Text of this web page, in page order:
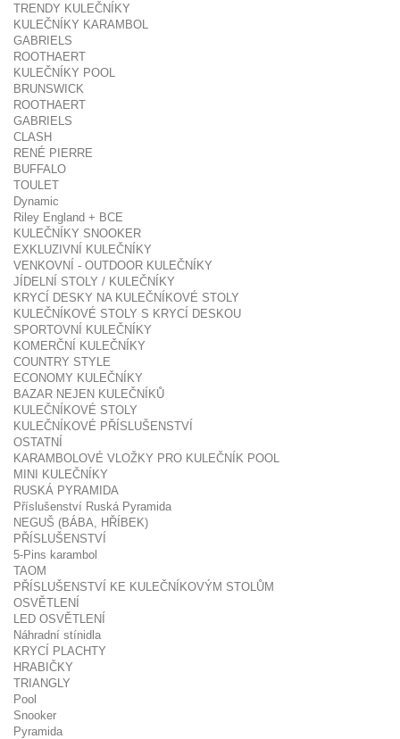
TRENDY KULEČNÍKY
KULEČNÍKY KARAMBOL
GABRIELS
ROOTHAERT
KULEČNÍKY POOL
BRUNSWICK
ROOTHAERT
GABRIELS
CLASH
RENÉ PIERRE
BUFFALO
TOULET
Dynamic
Riley England + BCE
KULEČNÍKY SNOOKER
EXKLUZIVNÍ KULEČNÍKY
VENKOVNÍ - OUTDOOR KULEČNÍKY
JÍDELNÍ STOLY / KULEČNÍKY
KRYCÍ DESKY NA KULEČNÍKOVÉ STOLY
KULEČNÍKOVÉ STOLY S KRYCÍ DESKOU
SPORTOVNÍ KULEČNÍKY
KOMERČNÍ KULEČNÍKY
COUNTRY STYLE
ECONOMY KULEČNÍKY
BAZAR NEJEN KULEČNÍKŮ
KULEČNÍKOVÉ STOLY
KULEČNÍKOVÉ PŘÍSLUŠENSTVÍ
OSTATNÍ
KARAMBOLOVÉ VLOŽKY PRO KULEČNÍK POOL
MINI KULEČNÍKY
RUSKÁ PYRAMIDA
Příslušenství Ruská Pyramida
NEGUŠ (BÁBA, HŘÍBEK)
PŘÍSLUŠENSTVÍ
5-Pins karambol
TAOM
PŘÍSLUŠENSTVÍ KE KULEČNÍKOVÝM STOLŮM
OSVĚTLENÍ
LED OSVĚTLENÍ
Náhradní stínidla
KRYCÍ PLACHTY
HRABIČKY
TRIANGLY
Pool
Snooker
Pyramida